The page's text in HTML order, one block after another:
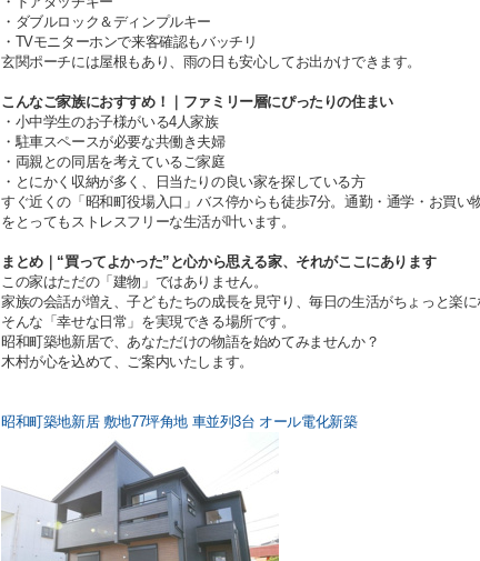
・ダブルロック＆ディンプルキー
・TVモニターホンで来客確認もバッチリ
玄関ポーチには屋根もあり、雨の日も安心してお出かけできます。
こんなご家族におすすめ！｜ファミリー層にぴったりの住まい
・小中学生のお子様がいる4人家族
・駐車スペースが必要な共働き夫婦
・両親との同居を考えているご家庭
・とにかく収納が多く、日当たりの良い家を探している方
すぐ近くの「昭和町役場入口」バス停からも徒歩7分。通勤・通学・お買い
をとってもストレスフリーな生活が叶います。
まとめ｜“買ってよかった”と心から思える家、それがここにあります
この家はただの「建物」ではありません。
家族の会話が増え、子どもたちの成長を見守り、毎日の生活がちょっと楽に
そんな「幸せな日常」を実現できる場所です。
昭和町築地新居で、あなただけの物語を始めてみませんか？
木村が心を込めて、ご案内いたします。
昭和町築地新居 敷地77坪角地 車並列3台 オール電化新築